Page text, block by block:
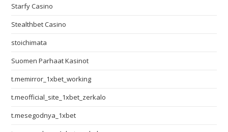
Starfy Casino
Stealthbet Casino
stoichimata
Suomen Parhaat Kasinot
t.memirror_1xbet_working
t.meofficial_site_1xbet_zerkalo
t.mesegodnya_1xbet